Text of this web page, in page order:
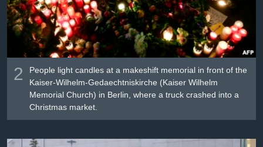
2
People light candles at a makeshift memorial in front of the
Kaiser-Wilhelm-Gedaechtniskirche (Kaiser Wilhelm
Memorial Church) in Berlin, where a truck crashed into a
Christmas market.